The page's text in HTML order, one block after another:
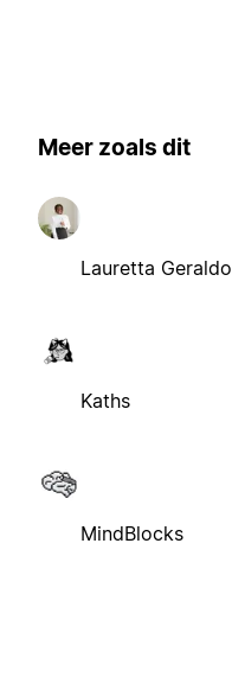
Meer zoals dit
Lauretta Geraldo
Kaths
MindBlocks